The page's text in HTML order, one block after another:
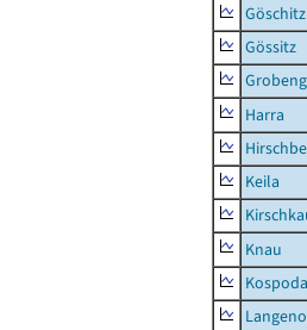
Göschitz
Gössitz
Harra
Keila
Knau
Kospoda